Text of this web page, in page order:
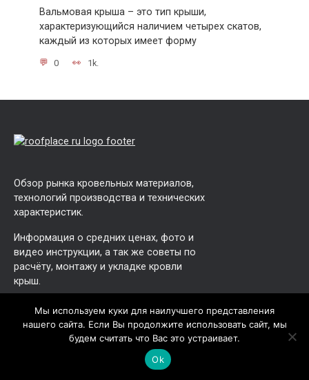
Вальмовая крыша – это тип крыши,
характеризующийся наличием четырех скатов,
каждый из которых имеет форму
0 1k.
Обзор рынка кровельных материалов,
технологий производства и технических
характеристик.
Информация о средних ценах, фото и
видео инструкции, а так же советы по
расчёту, монтажу и укладке кровли
крыш.
КровляМы используем куки для наилучшего представления
нашего сайта. Если Вы продолжите использовать сайт, мы
будем считать что Вас это устраивает.
Ok